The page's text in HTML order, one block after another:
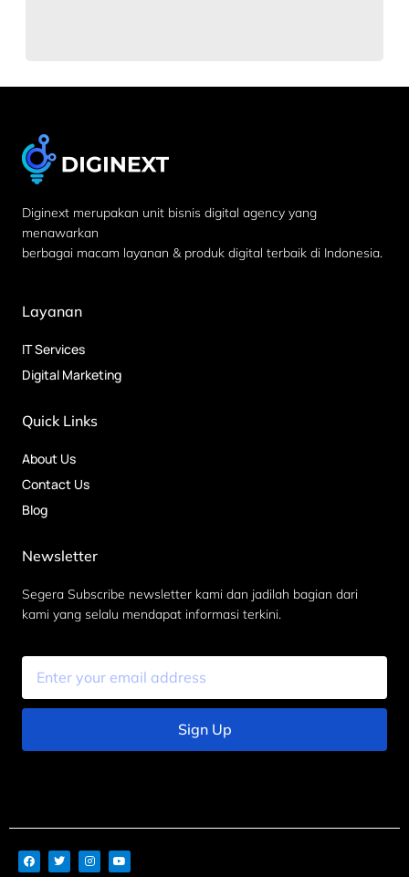
Diginext merupakan unit bisnis digital agency yang
menawarkan
berbagai macam layanan & produk digital terbaik di Indonesia.
Layanan
IT Services
Digital Marketing
Quick Links
About Us
Contact Us
Blog
Newsletter
Segera Subscribe newsletter kami dan jadilah bagian dari
kami yang selalu mendapat informasi terkini.
Sign Up